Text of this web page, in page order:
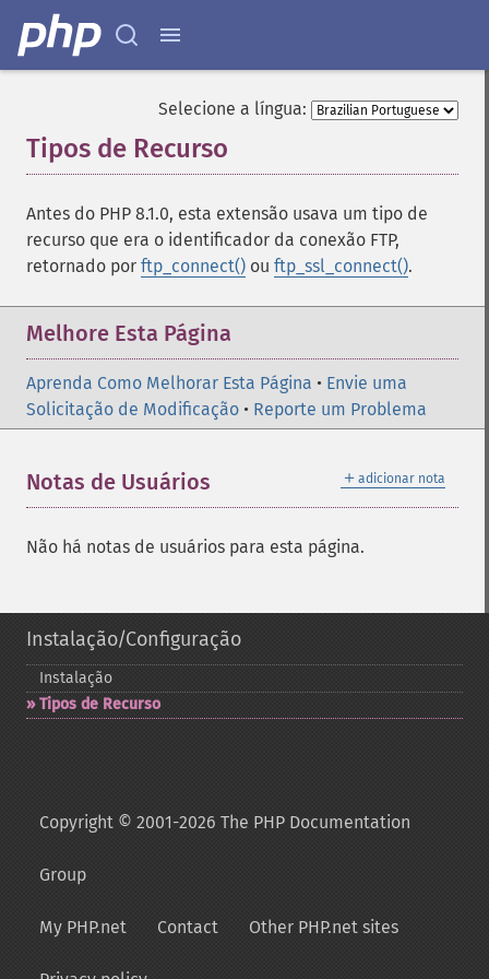
Selecione a língua:
Tipos de Recurso
Antes do PHP 8.1.0, esta extensão usava um tipo de
recurso que era o identificador da conexão FTP,
retornado por ftp_connect() ou ftp_ssl_connect().
Melhore Esta Página
Aprenda Como Melhorar Esta Página • Envie uma
Solicitação de Modificação • Reporte um Problema
＋ adicionar nota
Notas de Usuários
Não há notas de usuários para esta página.
Instalação/Configuração
Instalação
Tipos de Recurso
Copyright © 2001-2026 The PHP Documentation
Group
My PHP.net Contact Other PHP.net sites